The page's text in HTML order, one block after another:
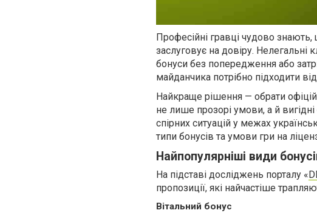
Професійні гравці чудово
заслуговує на довіру.
бонуси без попередження або
майданчика потрібно підходити
Найкраще рішення — обрати
не лише прозорі умови, а й
спірних ситуацій у межах
типи бонусів та умови гри на
Найпопулярніші види
На підставі досліджень порталу «
пропозиції, які найчастіше
Вітальний бонус